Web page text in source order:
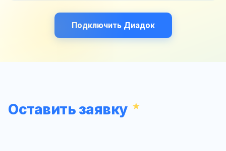
Подключить Диадок
Оставить заявку